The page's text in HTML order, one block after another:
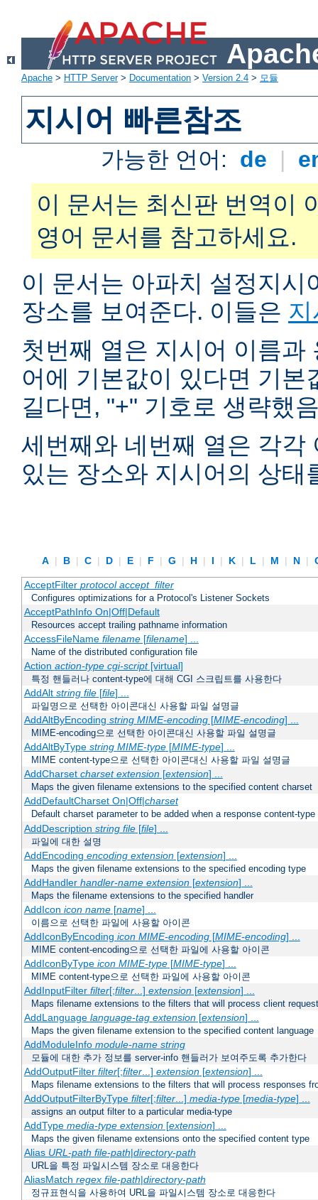
Apache > HTTP Server> Documentation > Version 2.4 > 모듈
지시어 빠른참조
가능한 언어: de |
이 문서는 최신판 번역이
영어 문서를 참고하세요.
이 문서는 아파치 설정지
장소를 보여준다. 이들은
첫번째 열은 지시어 이름
어에 기본값이 있다면 기
길다면, "+" 기호로 생략했
세번째와 네번째 열은 각각
있는 장소와 지시어의 상태
A | B | C | D | E | F | G | H | I | K | L | M | N |
AcceptFilter protocol accept_filter
Configures optimizations for a Protocol's Listener Sockets
AcceptPathInfo On|Off|Default
Resources accept trailing pathname information
AccessFileName filename[filename] ...
Name of the distributed configuration file
Action action-type cgi-script[virtual]
특정 핸들러나 content-type에 대해 CGI 스크립트를 사용한다
AddAlt string file[file] ...
파일명으로 선택한 아이콘대신 사용할 파일 설명글
AddAltByEncoding string MIME-encoding[MIME-encoding] ...
MIME-encoding으로 선택한 아이콘대신 사용할 파일 설명글
AddAltByType string MIME-type[MIME-type] ...
MIME content-type으로 선택한 아이콘대신 사용할 파일 설명글
AddCharset charset extension[extension] ...
Maps the given filename extensions to the specified content charset
AddDefaultCharset On|Off|charset
Default charset parameter to be added when a response content-
AddDescription string file[file] ...
파일에 대한 설명
AddEncoding encoding extension[extension] ...
Maps the given filename extensions to the specified encoding type
AddHandler handler-name extension[extension] ...
Maps the filename extensions to the specified handler
AddIcon icon name[name] ...
이름으로 선택한 파일에 사용할 아이콘
AddIconByEncoding icon MIME-encoding[MIME-encoding] ...
MIME content-encoding으로 선택한 파일에 사용할 아이콘
AddIconByType icon MIME-type[MIME-type] ...
MIME content-type으로 선택한 파일에 사용할 아이콘
AddInputFilter filter[;filter...] extension[extension] ...
Maps filename extensions to the filters that will process client
AddLanguage language-tag extension[extension] ...
Maps the given filename extension to the specified content language
AddModuleInfo module-name string
모듈에 대한 추가 정보를 server-info 핸들러가 보여주도록 추가한다
AddOutputFilter filter[;filter...] extension[extension] ...
Maps filename extensions to the filters that will process responses
AddOutputFilterByType filter[;filter...] media-type[media-type] ...
assigns an output filter to a particular media-type
AddType media-type extension[extension] ...
Maps the given filename extensions onto the specified content type
Alias URL-path file-path|directory-path
URL을 특정 파일시스템 장소로 대응한다
AliasMatch regex file-path|directory-path
정규표현식을 사용하여 URL을 파일시스템 장소로 대응한다